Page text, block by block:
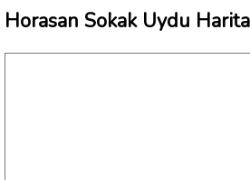
Horasan Sokak Uydu